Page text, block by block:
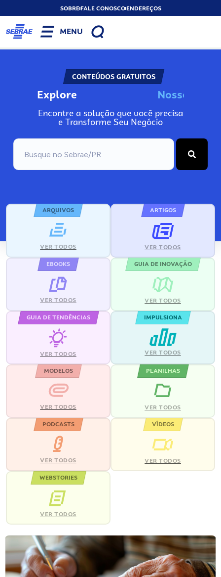
SOBREFALE CONOSCOENDEREÇOS
MENU
CONTEÚDOS GRATUITOS
Explore No
Encontre a solução que você precisa
e Transforme Seu Negócio
ARQUIVOS
VER TODOS
ARTIGOS
VER TODOS
EBOOKS
VER TODOS
GUIA DE INOVAÇÃO
VER TODOS
GUIA DE TENDÊNCIAS
VER TODOS
IMPULSIONA
VER TODOS
MODELOS
VER TODOS
PLANILHAS
VER TODOS
PODCASTS
VER TODOS
VÍDEOS
VER TODOS
WEBSTORIES
VER TODOS